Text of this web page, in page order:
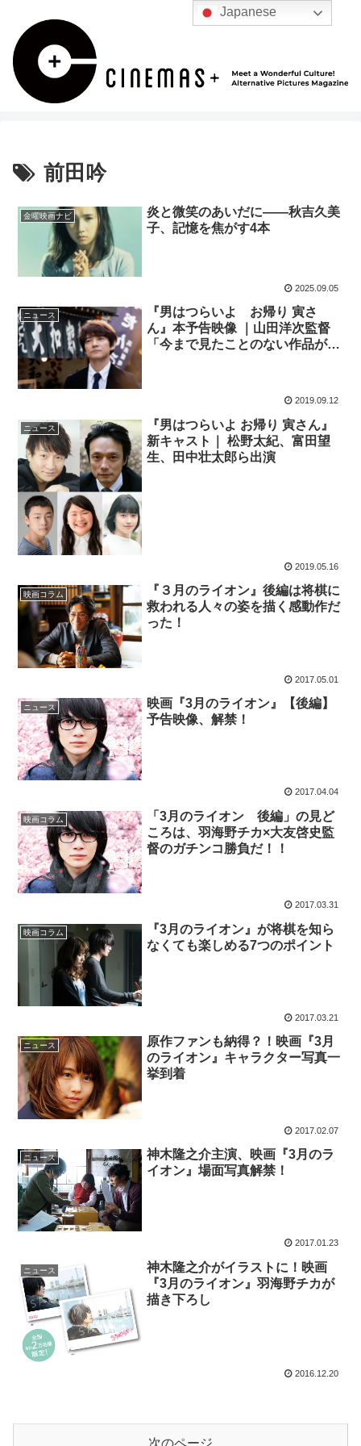
前田吟
金曜映画ナビ
炎と微笑のあいだに——秋吉久美
子、記憶を焦がす4本
2025.09.05
ニュース
『男はつらいよ お帰り 寅さ
ん』本予告映像 ｜山田洋次監督
「今まで見たことのない作品が出
2019.09.12
ニュース
『男はつらいよ お帰り 寅さん』
新キャスト｜ 松野太紀、富田望
生、田中壮太郎ら出演
2019.05.16
映画コラム
『３月のライオン』後編は将棋に
救われる人々の姿を描く感動作だ
った！
2017.05.01
ニュース
映画『3月のライオン』【後編】
予告映像、解禁！
2017.04.04
映画コラム
「3月のライオン 後編」の見ど
ころは、羽海野チカ×大友啓史監
督のガチンコ勝負だ！！
2017.03.31
映画コラム
『3月のライオン』が将棋を知ら
なくても楽しめる7つのポイント
2017.03.21
ニュース
原作ファンも納得？！映画『3月
のライオン』キャラクター写真一
挙到着
2017.02.07
ニュース
神木隆之介主演、映画『3月のラ
イオン』場面写真解禁！
2017.01.23
ニュース
神木隆之介がイラストに！映画
『3月のライオン』羽海野チカが
描き下ろし
2016.12.20
次のページ
Japanese